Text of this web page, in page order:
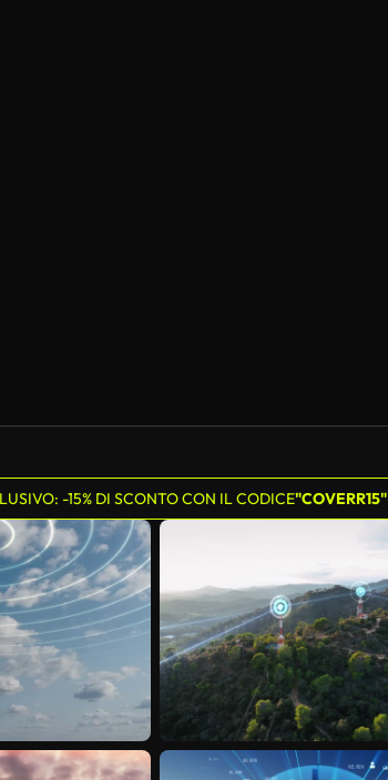
-15% DI SCONTO CON IL CODICE"COVERR15"